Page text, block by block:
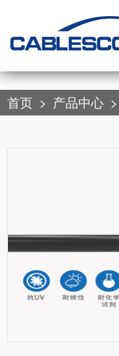
关于我们
公司简介
联系我们
新闻中心
公司新闻
行业信息
产品中心
电缆产品
线束产品
电缆产品 
柔性动力控制线缆
柔性拖链电缆
柔性交通用电缆
线束产品 
伺服动力控制线束
数据传输线束
附件产品 
电缆保护软管
接头
加入我们
简历投递
加入我们
首页 > 产品中心 >